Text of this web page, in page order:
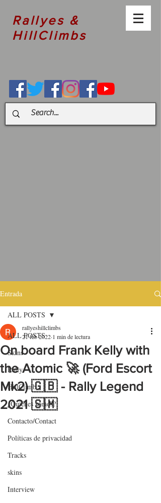
Rallyes &
HillClimbs
Entrada
ALL POSTS
Skins
Rally
HillClimb
¿Quiénes somos?
Contacto/Contact
Políticas de privacidad
Tracks
skins
Interview
ALL POSTS
On board Frank Kelly with
the Atomic 🚀 (Ford Escort
Mk2) 🇬🇧 - Rally Legend
2021 🇸🇲
rallyeshillclimbs
21 feb 2022 1 min de lectura